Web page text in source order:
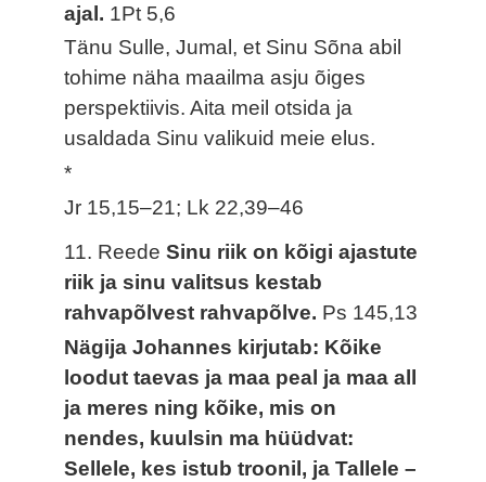
ajal. 1Pt 5,6
Tänu Sulle, Jumal, et Sinu Sõna abil
tohime näha maailma asju õiges
perspektiivis. Aita meil otsida ja
usaldada Sinu valikuid meie elus.
*
Jr 15,15–21; Lk 22,39–46
11. ReedeSinu riik on kõigi ajastute
riik ja sinu valitsus kestab
rahvapõlvest rahvapõlve. Ps 145,13
Nägija Johannes kirjutab: Kõike
loodut taevas ja maa peal ja maa all
ja meres ning kõike, mis on
nendes, kuulsin ma hüüdvat:
Sellele, kes istub troonil, ja Tallele –